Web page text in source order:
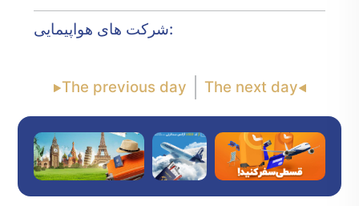
شرکت های هواپیمایی:
The previous day The next day